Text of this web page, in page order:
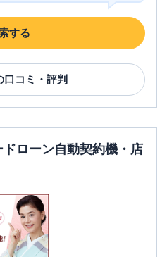
する
口コミ・評判
ローン自動契約機・店